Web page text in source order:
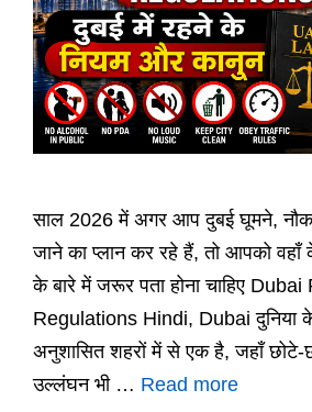
साल 2026 में अगर आप दुबई घूमने,
जाने का प्लान कर रहे हैं, तो आपको
के बारे में जरूर पता होना चाहिए
Regulations Hindi, Dubai दुनिया
अनुशासित शहरों में से एक है, जहाँ छोटे-
उल्लंघन भी … Read more